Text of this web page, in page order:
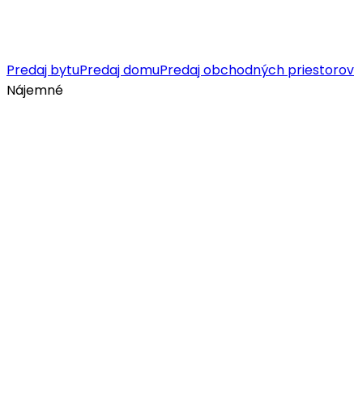
Predaj bytuPredaj domuPredaj obchodných priestorov
Nájemné